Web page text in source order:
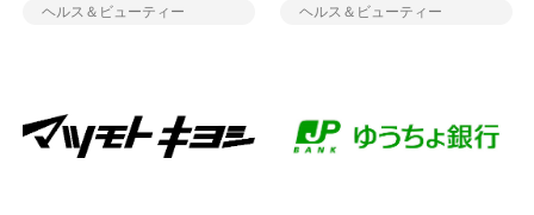
ヘルス＆ビューティー ヘルス＆ビューティー